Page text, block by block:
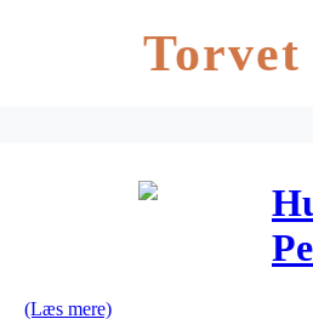
Torvet
(Læs mere)